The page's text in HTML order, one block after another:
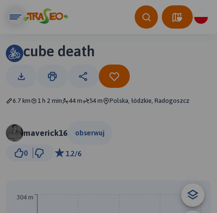
cube death
6.7 km 1 h 2 min 44 m 54 m Polska, łódzkie, Radogoszcz
maverick16 obserwuj
0 1.2/6
304 m